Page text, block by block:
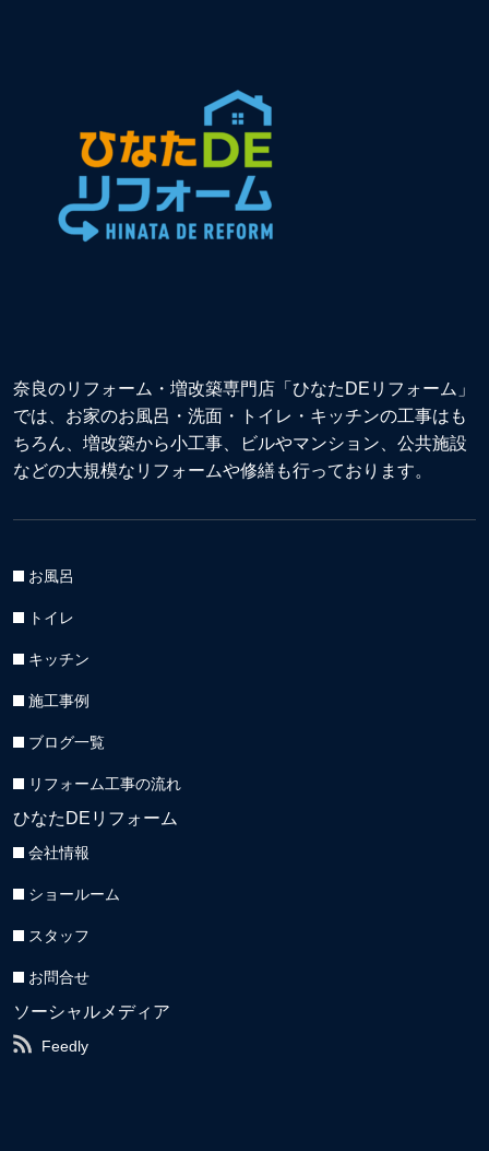
奈良のリフォーム・増改築専門店「ひなたDEリフォーム」
では、お家のお風呂・洗面・トイレ・キッチンの工事はも
ちろん、増改築から小工事、ビルやマンション、公共施設
などの大規模なリフォームや修繕も行っております。
お風呂
トイレ
キッチン
施工事例
ブログ一覧
リフォーム工事の流れ
ひなたDEリフォーム
会社情報
ショールーム
スタッフ
お問合せ
ソーシャルメディア
Feedly